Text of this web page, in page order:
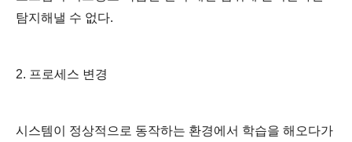
탐지해낼 수 없다.
2. 프로세스 변경
시스템이 정상적으로 동작하는 환경에서 학습을 해오다가